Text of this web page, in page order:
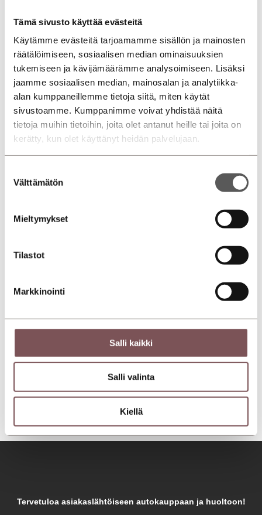
Tämä sivusto käyttää evästeitä
Käytämme evästeitä tarjoamamme sisällön ja mainosten
räätälöimiseen, sosiaalisen median ominaisuuksien
tukemiseen ja kävijämäärämme analysoimiseen. Lisäksi
jaamme sosiaalisen median, mainosalan ja analytiikka-
alan kumppaneillemme tietoja siitä, miten käytät
sivustoamme. Kumppanimme voivat yhdistää näitä
tietoja muihin tietoihin, joita olet antanut heille tai joita on
kerätty, kun olet käyttänyt heidän palvelujaan.
valinta
Välttämätön
Mieltymykset
Tilastot
Markkinointi
Salli kaikki
Salli valinta
Kiellä
Volkswagen myynti
0207 751 545Volkswagen Hyötyautot myynti
0207 751 550Audi myynti
Tervetuloa asiakaslähtöiseen autokauppaan ja huoltoon!